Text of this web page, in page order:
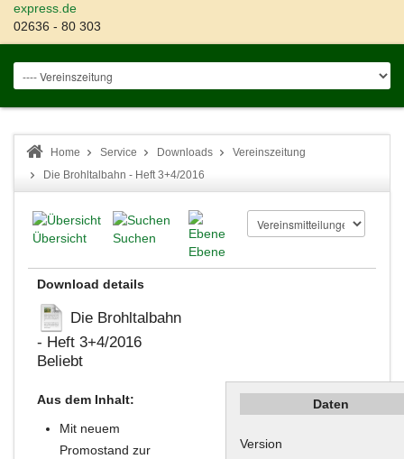
express.de
02636 - 80 303
Home Service Downloads
Vereinszeitung
Die Brohltalbahn - Heft 3+4/2016
Übersicht
Suchen
Ebene
Download details
Die Brohltalbahn
- Heft 3+4/2016
Beliebt
Aus dem Inhalt:
Mit neuem
Promostand zur
Daten
Version